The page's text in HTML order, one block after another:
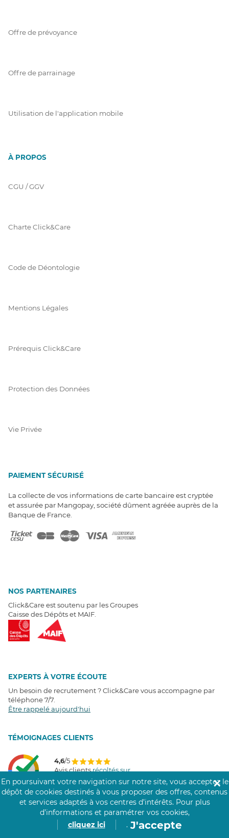
Offre de prévoyance
Offre de parrainage
Utilisation de l'application mobile
À PROPOS
CGU / GGV
Charte Click&Care
Code de Déontologie
Mentions Légales
Prérequis Click&Care
Protection des Données
Vie Privée
PAIEMENT SÉCURISÉ
La collecte de vos informations de carte bancaire est cryptée
et assurée par Mangopay, société dûment agréée auprès de la
Banque de France.
NOS PARTENAIRES
Click&Care est soutenu par les Groupes
Caisse des Dépôts et MAIF.
EXPERTS À VOTRE ÉCOUTE
Un besoin de recrutement ? Click&Care vous accompagne par
téléphone 7/7
Être rappelé aujourd'hui
TÉMOIGNAGES CLIENTS
4,6/5
Avis clientsrécoltés sur
Google
COMMUNAUTÉ CLICK&CARE
En poursuivant votre navigation sur notre site, vous acceptez le
dépôt de cookies destinés à vous proposer des offres, contenus
et services adaptés à vos centres d’intérêts. Pour plus
d’informations et paramétrer vos cookies,
cliquez ici
. J'accepte
✕